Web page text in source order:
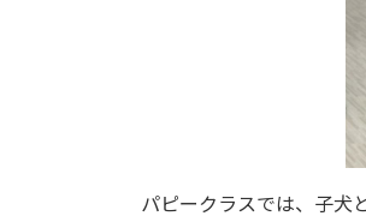
パピークラスでは、子犬